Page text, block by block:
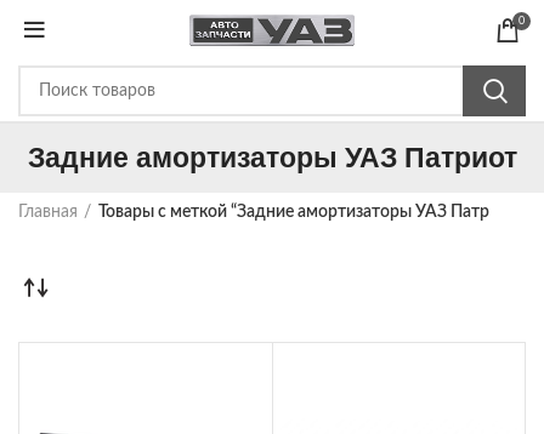
0
Задние амортизаторы УАЗ Патриот
Главная Товары с меткой “Задние амортизаторы УАЗ Патриот”